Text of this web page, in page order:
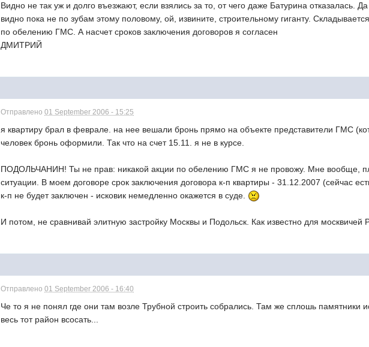
Видно не так уж и долго въезжают, если взялись за то, от чего даже Батурина отказалась.
видно пока не по зубам этому половому, ой, извините, строительному гиганту.
по обелению ГМС. А насчет сроков заключения договоров я согласен
ДМИТРИЙ
Отправлено01 September 2006 - 15:25
я квартиру брал в феврале. на нее вешали бронь прямо на объекте представители ГМС
человек бронь оформили. Так что на счет 15.11. я не в курсе.
ПОДОЛЬЧАНИН! Ты не прав: никакой акции по обелению ГМС я не провожу. Мне вообще,
ситуации. В моем договоре срок заключения договора к-п квартиры - 31.12.2007 (сейчас
к-п не будет заключен - исковик немедленно окажется в суде.
И потом, не сравнивай элитную застройку Москвы и Подольск. Как известно для
Отправлено01 September 2006 - 16:40
Че то я не понял где они там возле Трубной строить собрались. Там же сплошь памятники
весь тот район всосать...